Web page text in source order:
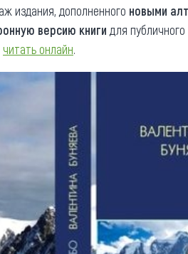
издания, дополненного новыми
версию книги для
читать онлайн.